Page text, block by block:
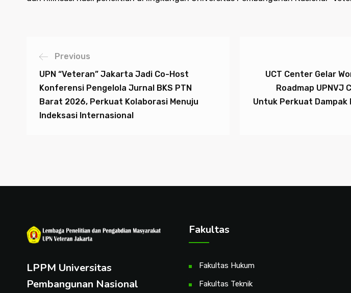
Previous
UPN “Veteran” Jakarta Jadi Co-Host
Konferensi Pengelola Jurnal BKS PTN
Barat 2026, Perkuat Kolaborasi Menuju
Indeksasi Internasional
UCT Center Gelar
Roadmap UPNVJ
Untuk Perkuat Dampak
LPPM Universitas
Pembangunan Nasional
Fakultas
Fakultas Hukum
Fakultas Teknik